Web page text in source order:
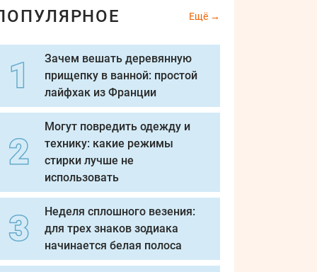
Ещё
Зачем вешать деревянную
прищепку в ванной: простой
лайфхак из Франции
Могут повредить одежду и
технику: какие режимы
стирки лучше не
использовать
Неделя сплошного везения:
для трех знаков зодиака
начинается белая полоса